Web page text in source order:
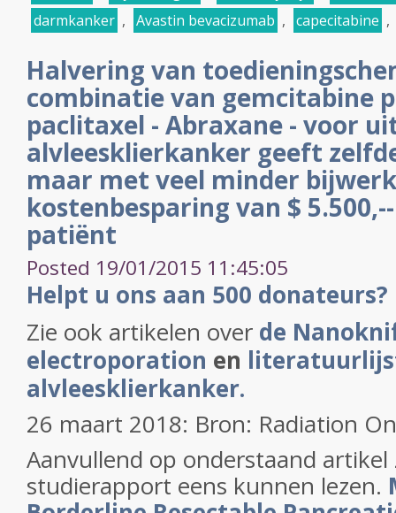
darmkanker , Avastin bevacizumab , capecitabine ,
Halvering van
combinatie van gemcitabine
paclitaxel - Abraxane - voor
alvleesklierkanker geeft
maar met veel minder
kostenbesparing van $
patiënt
Posted 19/01/2015 11:45:05
Helpt u ons aan 500 donateurs?
Zie ook artikelen over de
electroporation en
alvleesklierkanker.
26 maart 2018: Bron: Radiation
Aanvullend op onderstaand
studierapport eens kunnen lezen.